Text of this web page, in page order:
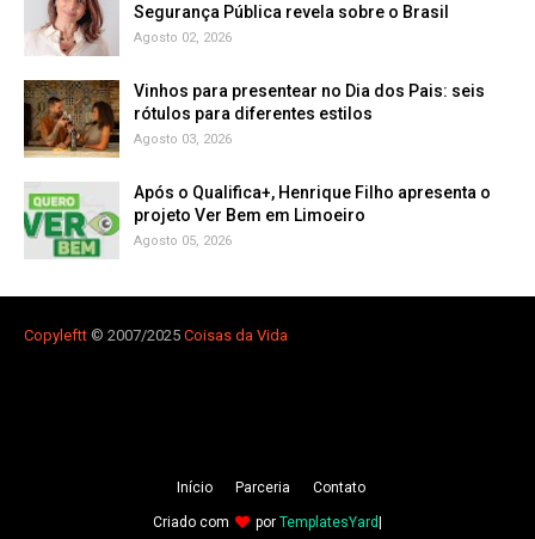
Segurança Pública revela sobre o Brasil
Agosto 02, 2026
Vinhos para presentear no Dia dos Pais: seis
rótulos para diferentes estilos
Agosto 03, 2026
Após o Qualifica+, Henrique Filho apresenta o
projeto Ver Bem em Limoeiro
Agosto 05, 2026
Copyleftt © 2007/2025 Coisas da Vida
Iní­cio Parceria Contato
Criado com por TemplatesYard|